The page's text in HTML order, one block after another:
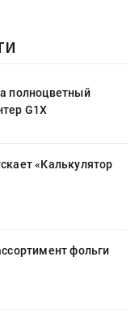
полноцветный
G1X
«Калькулятор
фольги